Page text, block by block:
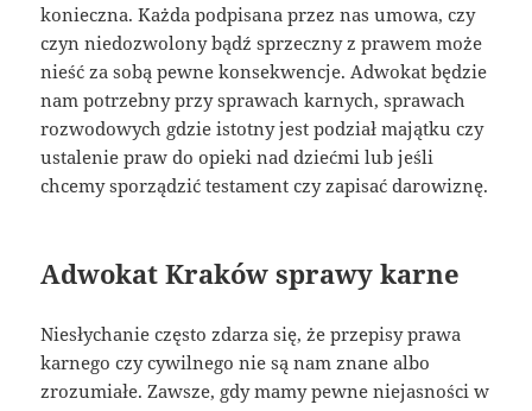
konieczna. Każda podpisana przez nas umowa, czy
czyn niedozwolony bądź sprzeczny z prawem może
nieść za sobą pewne konsekwencje. Adwokat będzie
nam potrzebny przy sprawach karnych, sprawach
rozwodowych gdzie istotny jest podział majątku czy
ustalenie praw do opieki nad dziećmi lub jeśli
chcemy sporządzić testament czy zapisać darowiznę.
Adwokat Kraków sprawy karne
Niesłychanie często zdarza się, że przepisy prawa
karnego czy cywilnego nie są nam znane albo
zrozumiałe. Zawsze, gdy mamy pewne niejasności w